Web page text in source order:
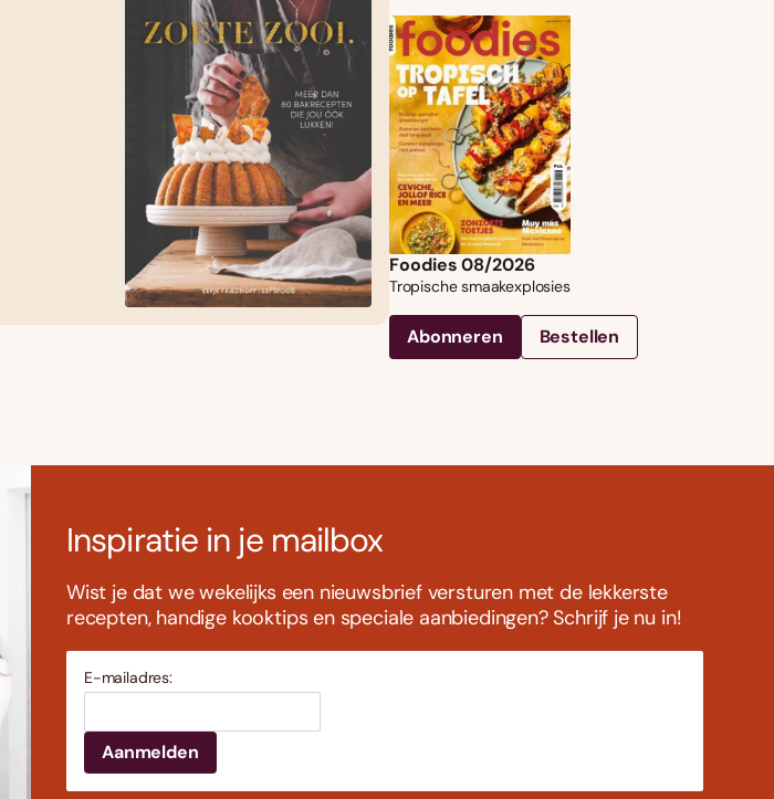
Foodies 08/2026
Tropische smaakexplosies
Abonneren Bestellen
Inspiratie in je mailbox
Wist je dat we wekelijks een nieuwsbrief versturen met de lekkerste
recepten, handige kooktips en speciale aanbiedingen? Schrijf je nu in!
E-mailadres: